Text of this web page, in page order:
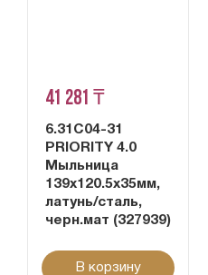
41 281 ₸
6.31С04-31
PRIORITY 4.0
Мыльница
139x120.5x35мм,
латунь/сталь,
черн.мат (327939)
В корзину